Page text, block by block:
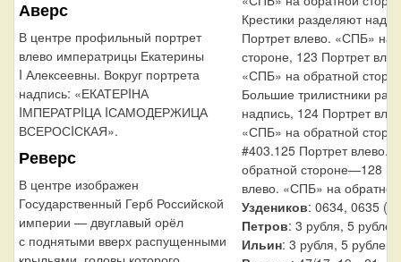
Аверс
В центре профильный портрет
влево императрицы Екатерины
I Алексеевны. Вокруг портрета
надпись: «ЕКАТЕРIНА
IМПЕРАТРIЦА IСАМОДЕРЖИЦА
ВСЕРОСIСКАЯ».
Реверс
В центре изображен
Государственный Герб Российской
империи — двуглавый орёл
с поднятыми вверх распущенными
Крестики разделяют
Портрет влево. «СПБ» на
стороне, 123 Портрет
«СПБ» на обратной
Большие трилистники
надпись, 124 Портрет
«СПБ» на обратной
#403.125 Портрет влево.
обратной стороне—128
влево. «СПБ» на
Уздеников: 0634, 0635
Петров: 3 рубля, 5 рублей
Ильин: 3 рубля, 5 рублей